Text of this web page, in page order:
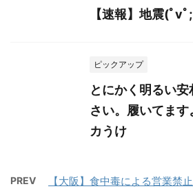
【速報】地震(ﾟvﾟ
ピックアップ
とにかく明るい
さい。履いてま
カうけ
PREV
【大阪】食中毒による営業禁